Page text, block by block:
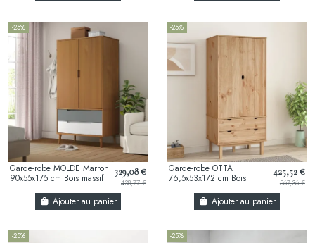
-25%
Garde-robe MOLDE Marron
90x55x175 cm Bois massif
329,08 €
438,77 €
Ajouter au panier
-25%
Garde-robe OTTA
76,5x53x172 cm Bois
425,52 €
567,36 €
Ajouter au panier
-25% -25%